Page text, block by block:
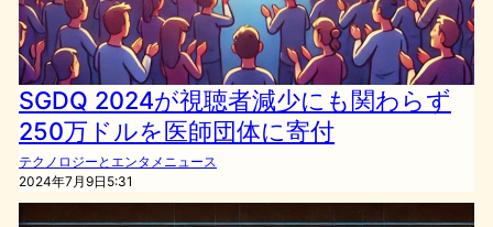
SGDQ 2024が視聴者減少にも関わらず
250万ドルを医師団体に寄付
テクノロジーとエンタメニュース
2024年7月9日5:31